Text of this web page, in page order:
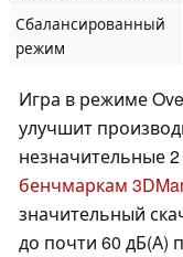
Сбалансированный
режим
Игра в режиме
улучшит
незначительные
бенчмаркам
значительный
до почти 60 дБ(А)